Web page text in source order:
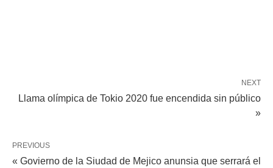
NEXT
Llama olímpica de Tokio 2020 fue encendida sin público
»
PREVIOUS
« Govierno de la Siudad de Mejico anunsia que serrará el